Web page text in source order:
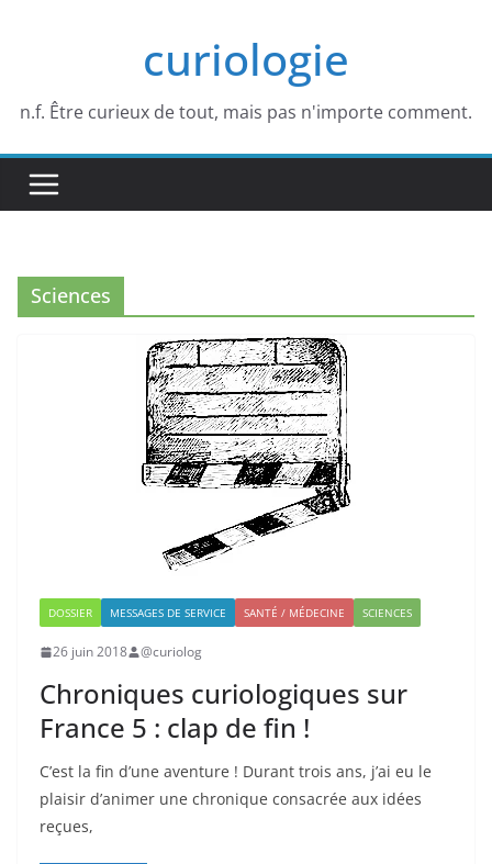
curiologie
n.f. Être curieux de tout, mais pas n'importe comment.
Sciences
DOSSIER MESSAGES DE SERVICE SANTÉ / MÉDECINE SCIENCES
26 juin 2018 @curiolog
Chroniques curiologiques sur
France 5 : clap de fin !
C’est la fin d’une aventure ! Durant trois ans, j’ai eu le
plaisir d’animer une chronique consacrée aux idées
reçues,